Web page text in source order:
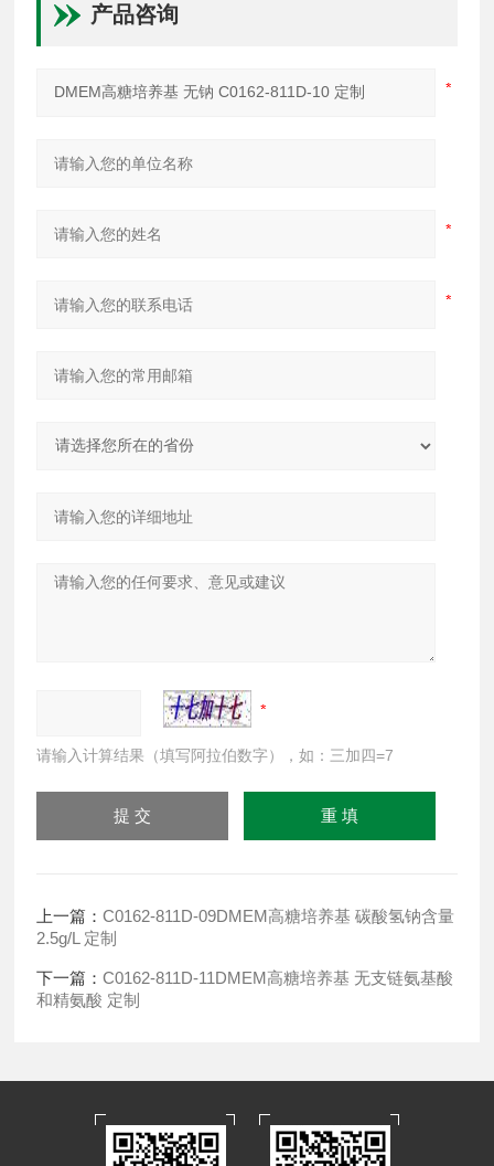
产品咨询
请输入计算结果（填写阿拉伯数字），如：三加四=7
上一篇：C0162-811D-09DMEM高糖培养基 碳酸氢钠含量
2.5g/L 定制
下一篇：C0162-811D-11DMEM高糖培养基 无支链氨基酸
和精氨酸 定制